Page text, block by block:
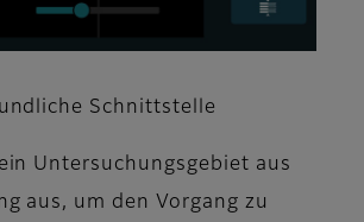
Schnittstelle
Untersuchungsgebiet aus
aus, um den Vorgang zu